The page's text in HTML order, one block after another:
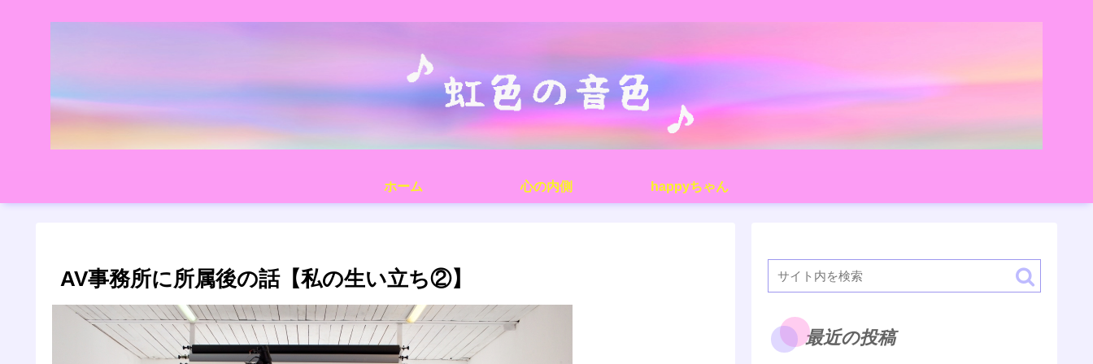
ホーム 心の内側 happyちゃん
AV事務所に所属後の話【私の生い立ち②】
最近の投稿